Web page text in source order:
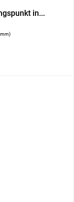
in...